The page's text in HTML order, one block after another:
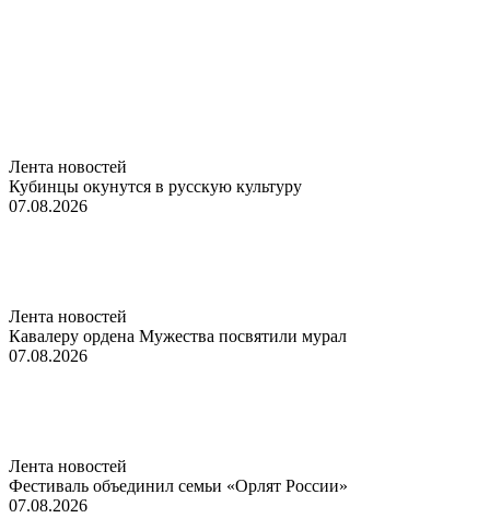
Лента новостей
Кубинцы окунутся в русскую культуру
07.08.2026
Лента новостей
Кавалеру ордена Мужества посвятили мурал
07.08.2026
Лента новостей
Фестиваль объединил семьи «Орлят России»
07.08.2026